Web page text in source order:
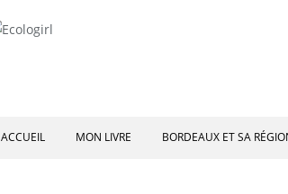
ACCUEIL MON LIVRE BORDEAUX ET SA